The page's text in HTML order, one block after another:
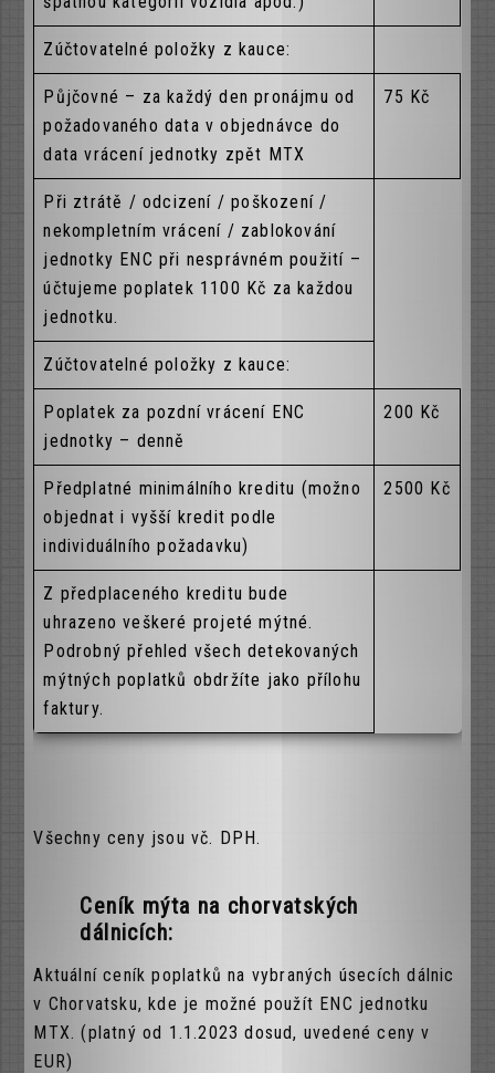
Zúčtovatelné položky z kauce:
Půjčovné – za každý den pronájmu od
požadovaného data v objednávce do
data vrácení jednotky zpět MTX
75 Kč
Při ztrátě / odcizení / poškození /
nekompletním vrácení / zablokování
jednotky ENC při nesprávném použití –
účtujeme poplatek 1100 Kč za každou
jednotku.
Zúčtovatelné položky z kauce:
Poplatek za pozdní vrácení ENC
jednotky – denně
200 Kč
Předplatné minimálního kreditu (možno
objednat i vyšší kredit podle
individuálního požadavku)
2500 Kč
Z předplaceného kreditu bude
uhrazeno veškeré projeté mýtné.
Podrobný přehled všech detekovaných
mýtných poplatků obdržíte jako přílohu
faktury.
Všechny ceny jsou vč. DPH.
Ceník mýta na chorvatských
dálnicích:
Aktuální ceník poplatků na vybraných úsecích dálnic
v Chorvatsku, kde je možné použít ENC jednotku
MTX. (platný od 1.1.2023 dosud, uvedené ceny v
EUR)